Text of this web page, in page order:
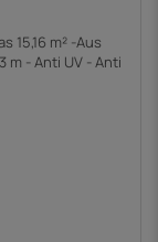
15,16 m² -Aus
m - Anti UV - Anti